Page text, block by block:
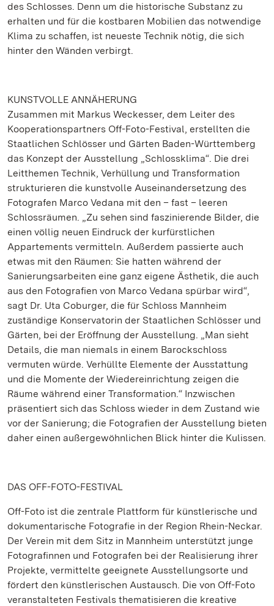
des Schlosses. Denn um die historische Substanz zu
erhalten und für die kostbaren Mobilien das notwendige
Klima zu schaffen, ist neueste Technik nötig, die sich
hinter den Wänden verbirgt.
KUNSTVOLLE ANNÄHERUNG
Zusammen mit Markus Weckesser, dem Leiter des
Kooperationspartners Off-Foto-Festival, erstellten die
Staatlichen Schlösser und Gärten Baden-Württemberg
das Konzept der Ausstellung „Schlossklima“. Die drei
Leitthemen Technik, Verhüllung und Transformation
strukturieren die kunstvolle Auseinandersetzung des
Fotografen Marco Vedana mit den – fast – leeren
Schlossräumen. „Zu sehen sind faszinierende Bilder, die
einen völlig neuen Eindruck der kurfürstlichen
Appartements vermitteln. Außerdem passierte auch
etwas mit den Räumen: Sie hatten während der
Sanierungsarbeiten eine ganz eigene Ästhetik, die auch
aus den Fotografien von Marco Vedana spürbar wird“,
sagt Dr. Uta Coburger, die für Schloss Mannheim
zuständige Konservatorin der Staatlichen Schlösser und
Gärten, bei der Eröffnung der Ausstellung. „Man sieht
Details, die man niemals in einem Barockschloss
vermuten würde. Verhüllte Elemente der Ausstattung
und die Momente der Wiedereinrichtung zeigen die
Räume während einer Transformation.“ Inzwischen
präsentiert sich das Schloss wieder in dem Zustand wie
vor der Sanierung; die Fotografien der Ausstellung bieten
daher einen außergewöhnlichen Blick hinter die Kulissen.
DAS OFF-FOTO-FESTIVAL
Off-Foto ist die zentrale Plattform für künstlerische und
dokumentarische Fotografie in der Region Rhein-Neckar.
Der Verein mit dem Sitz in Mannheim unterstützt junge
Fotografinnen und Fotografen bei der Realisierung ihrer
Projekte, vermittelte geeignete Ausstellungsorte und
fördert den künstlerischen Austausch. Die von Off-Foto
veranstalteten Festivals thematisieren die kreative